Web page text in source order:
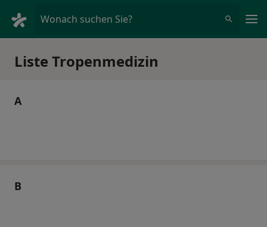
Wonach suchen Sie?
Liste Tropenmedizin
A
B